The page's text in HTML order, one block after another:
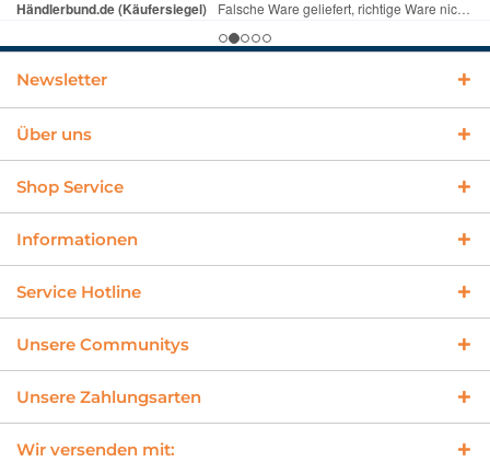
Newsletter
Über uns
Shop Service
Informationen
Service Hotline
Unsere Communitys
Unsere Zahlungsarten
Wir versenden mit: